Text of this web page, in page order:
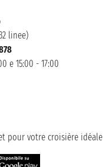
linee)
e 15:00 - 17:00
pour votre croisière idéale